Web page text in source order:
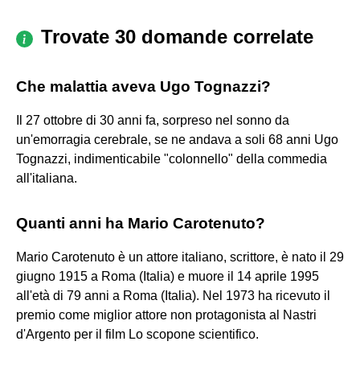
Trovate 30 domande correlate
Che malattia aveva Ugo Tognazzi?
Il 27 ottobre di 30 anni fa, sorpreso nel sonno da
un'emorragia cerebrale, se ne andava a soli 68 anni Ugo
Tognazzi, indimenticabile "colonnello" della commedia
all'italiana.
Quanti anni ha Mario Carotenuto?
Mario Carotenuto è un attore italiano, scrittore, è nato il 29
giugno 1915 a Roma (Italia) e muore il 14 aprile 1995
all'età di 79 anni a Roma (Italia). Nel 1973 ha ricevuto il
premio come miglior attore non protagonista al Nastri
d'Argento per il film Lo scopone scientifico.